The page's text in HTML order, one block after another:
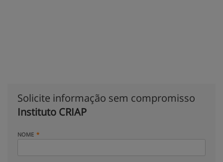
Solicite informação sem compromisso
Instituto CRIAP
NOME